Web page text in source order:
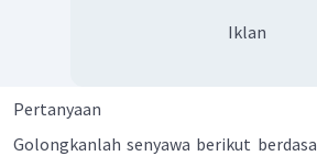
Iklan
Pertanyaan
Golongkanlah senyawa berikut